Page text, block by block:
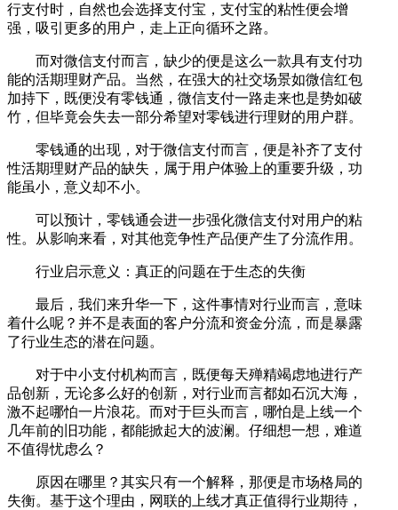
行支付时，自然也会选择支付宝，支付宝的粘性便会增
强，吸引更多的用户，走上正向循环之路。
而对微信支付而言，缺少的便是这么一款具有支付功
能的活期理财产品。当然，在强大的社交场景如微信红包
加持下，既便没有零钱通，微信支付一路走来也是势如破
竹，但毕竟会失去一部分希望对零钱进行理财的用户群。
零钱通的出现，对于微信支付而言，便是补齐了支付
性活期理财产品的缺失，属于用户体验上的重要升级，功
能虽小，意义却不小。
可以预计，零钱通会进一步强化微信支付对用户的粘
性。从影响来看，对其他竞争性产品便产生了分流作用。
行业启示意义：真正的问题在于生态的失衡
最后，我们来升华一下，这件事情对行业而言，意味
着什么呢？并不是表面的客户分流和资金分流，而是暴露
了行业生态的潜在问题。
对于中小支付机构而言，既便每天殚精竭虑地进行产
品创新，无论多么好的创新，对行业而言都如石沉大海，
激不起哪怕一片浪花。而对于巨头而言，哪怕是上线一个
几年前的旧功能，都能掀起大的波澜。仔细想一想，难道
不值得忧虑么？
原因在哪里？其实只有一个解释，那便是市场格局的
失衡。基于这个理由，网联的上线才真正值得行业期待，